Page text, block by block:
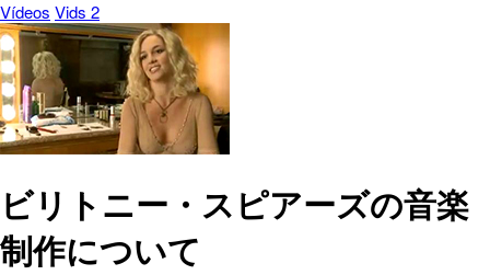
Vídeos Vids 2
ビリトニー・スピアーズの音楽
制作について